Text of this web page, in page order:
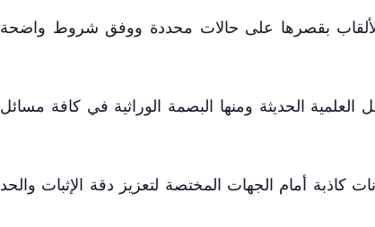
بقصرها على حالات محددة ووفق شروط واضحة
الحديثة ومنها البصمة الوراثية في كافة مسائل
كاذبة أمام الجهات المختصة لتعزيز دقة الإثبات والحد